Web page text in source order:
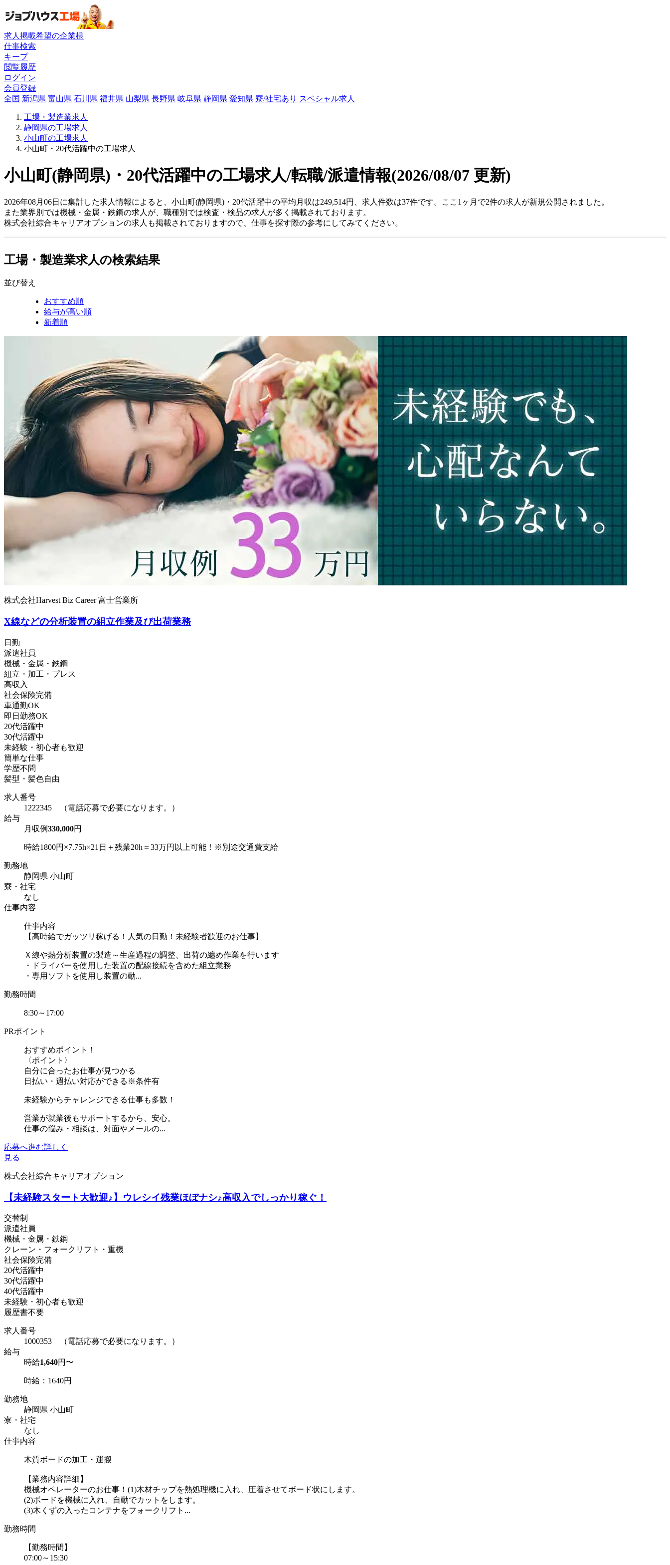
求人掲載希望の企業様
仕事検索
キープ
閲覧履歴
ログイン
会員登録
全国 新潟県 富山県 石川県 福井県 山梨県 長野県 岐阜県 静岡県 愛知県 寮/社宅あり スペシャル求人
工場・製造業求人
静岡県の工場求人
小山町の工場求人
小山町・20代活躍中の工場求人
小山町(静岡県)・20代活躍中の工場求人/転職/派遣情報(2026/08/07 更新)
2026年08月06日に集計した求人情報によると、小山町(静岡県)・20代活躍中の平均月収は249,514円、求人件数は37件です。ここ1ヶ月で2件の求人が新規公開されました。
また業界別では機械・金属・鉄鋼の求人が、職種別では検査・検品の求人が多く掲載されております。
株式会社綜合キャリアオプションの求人も掲載されておりますので、仕事を探す際の参考にしてみてください。
工場・製造業求人の検索結果
並び替え
おすすめ順
給与が高い順
新着順
株式会社Harvest Biz Career 富士営業所
X線などの分析装置の組立作業及び出荷業務
日勤
派遣社員
機械・金属・鉄鋼
組立・加工・プレス
高収入
社会保険完備
車通勤OK
即日勤務OK
20代活躍中
30代活躍中
未経験・初心者も歓迎
簡単な仕事
学歴不問
髪型・髪色自由
求人番号
1222345 （電話応募で必要になります。）
給与
月収例330,000円
時給1800円×7.75h×21日＋残業20h＝33万円以上可能！※別途交通費支給
勤務地
静岡県 小山町
寮・社宅
なし
仕事内容
仕事内容
【高時給でガッツリ稼げる！人気の日勤！未経験者歓迎のお仕事】
Ｘ線や熱分析装置の製造～生産過程の調整、出荷の纏め作業を行います
・ドライバーを使用した装置の配線接続を含めた組立業務
・専用ソフトを使用し装置の動...
勤務時間
8:30～17:00
PRポイント
おすすめポイント！
〈ポイント〉
自分に合ったお仕事が見つかる
日払い・週払い対応ができる※条件有
未経験からチャレンジできる仕事も多数！
営業が就業後もサポートするから、安心。
仕事の悩み・相談は、対面やメールの...
応募へ進む詳しく
見る
株式会社綜合キャリアオプション
【未経験スタート大歓迎♪】ウレシイ残業ほぼナシ♪高収入でしっかり稼ぐ！
交替制
派遣社員
機械・金属・鉄鋼
クレーン・フォークリフト・重機
社会保険完備
20代活躍中
30代活躍中
40代活躍中
未経験・初心者も歓迎
履歴書不要
求人番号
1000353 （電話応募で必要になります。）
給与
時給1,640円〜
時給：1640円
勤務地
静岡県 小山町
寮・社宅
なし
仕事内容
木質ボードの加工・運搬
【業務内容詳細】
機械オペレーターのお仕事！(1)木材チップを熱処理機に入れ、圧着させてボード状にします。
(2)ボードを機械に入れ、自動でカットをします。
(3)木くずの入ったコンテナをフォークリフト...
勤務時間
【勤務時間】
07:00～15:30